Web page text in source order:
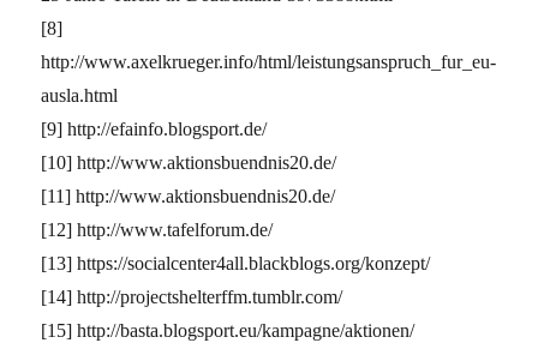
[8]
http://www.axelkrueger.info/html/leistungsanspruch_fur_eu-
ausla.html
[9] http://efainfo.blogsport.de/
[10] http://www.aktionsbuendnis20.de/
[11] http://www.aktionsbuendnis20.de/
[12] http://www.tafelforum.de/
[13] https://socialcenter4all.blackblogs.org/konzept/
[14] http://projectshelterffm.tumblr.com/
[15] http://basta.blogsport.eu/kampagne/aktionen/